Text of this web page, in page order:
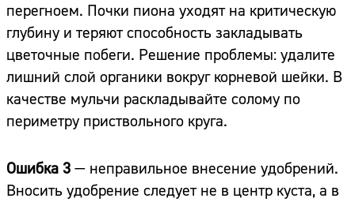
перегноем. Почки пиона уходят на критическую
глубину и теряют способность закладывать
цветочные побеги. Решение проблемы: удалите
лишний слой органики вокруг корневой шейки. В
качестве мульчи раскладывайте солому по
периметру приствольного круга.
Ошибка 3 — неправильное внесение удобрений.
Вносить удобрение следует не в центр куста, а в